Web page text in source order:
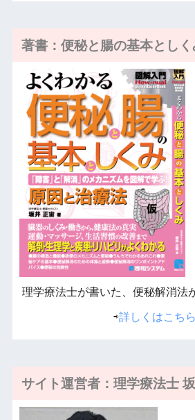
著書：便秘と腸の基本とし
理学療法士が書いた、便秘解消法
⇨詳しくはこちら
サイト運営者：理学療法士